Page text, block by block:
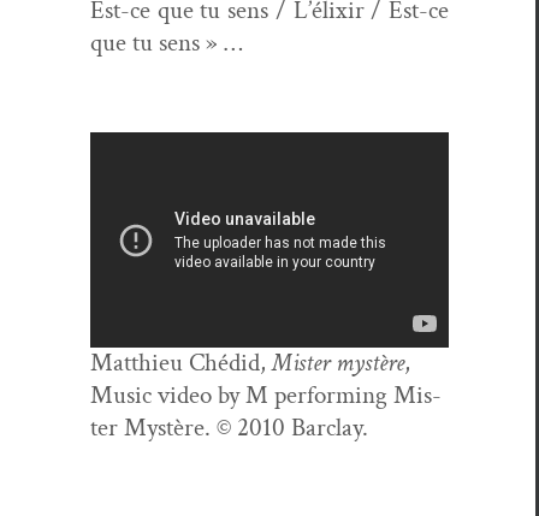
Est-ce que tu sens / L’élixir / Est-ce
que tu sens » …
Matthieu Ché­did,Mis­ter mys­tère,
Music video by M per­form­ing Mis­
ter Mys­tère. © 2010 Barclay.